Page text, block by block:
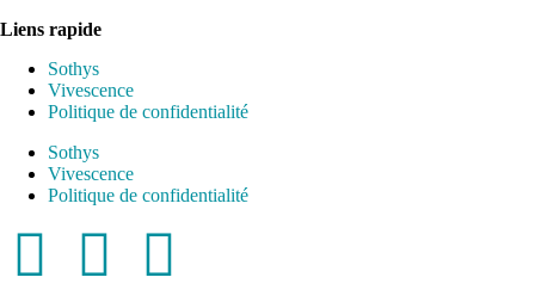
Liens rapide
Sothys
Vivescence
Politique de confidentialité
Sothys
Vivescence
Politique de confidentialité